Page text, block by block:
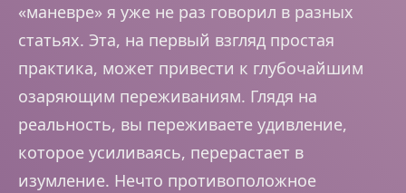
«маневре» я уже не раз говорил в разных
статьях. Эта, на первый взгляд простая
практика, может привести к глубочайшим
озаряющим переживаниям. Глядя на
реальность, вы переживаете удивление,
которое усиливаясь, перерастает в
изумление. Нечто противоположное